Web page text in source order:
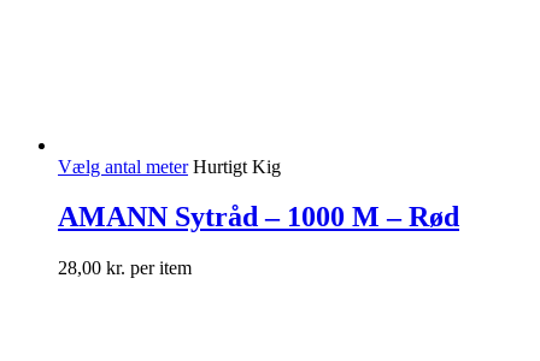
Vælg antal meter Hurtigt Kig
AMANN Sytråd – 1000 M – Rød
28,00 kr. per item